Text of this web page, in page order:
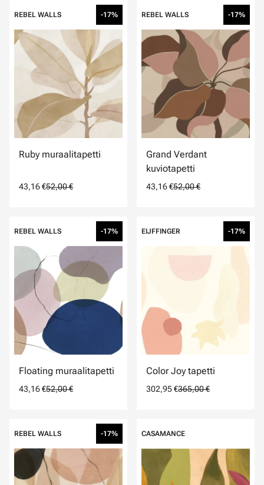
REBEL WALLS -17%
Ruby muraalitapetti
43,16 €52,00 €
REBEL WALLS -17%
Grand Verdant
kuviotapetti
43,16 €52,00 €
REBEL WALLS -17%
Floating muraalitapetti
43,16 €52,00 €
EIJFFINGER -17%
Color Joy tapetti
302,95 €365,00 €
REBEL WALLS -17% CASAMANCE